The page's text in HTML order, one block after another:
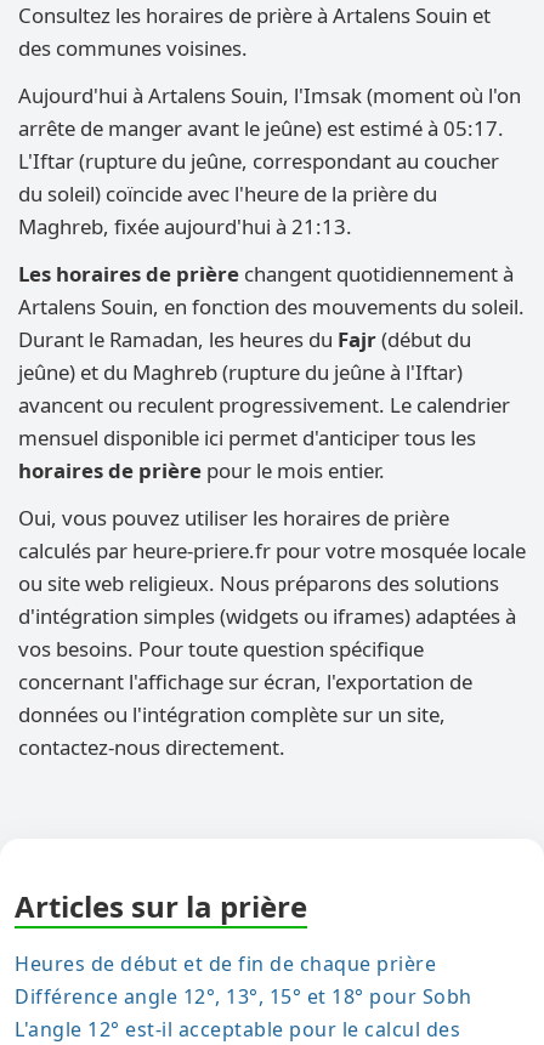
Consultez les horaires de prière à Artalens Souin et
des communes voisines.
Aujourd'hui à Artalens Souin, l'Imsak (moment où l'on
arrête de manger avant le jeûne) est estimé à 05:17.
L'Iftar (rupture du jeûne, correspondant au coucher
du soleil) coïncide avec l'heure de la prière du
Maghreb, fixée aujourd'hui à 21:13.
Les horaires de prière changent quotidiennement à
Artalens Souin, en fonction des mouvements du soleil.
Durant le Ramadan, les heures du Fajr(début du
jeûne) et du Maghreb (rupture du jeûne à l'Iftar)
avancent ou reculent progressivement. Le calendrier
mensuel disponible ici permet d'anticiper tous les
horaires de prière pour le mois entier.
Oui, vous pouvez utiliser les horaires de prière
calculés par heure-priere.fr pour votre mosquée locale
ou site web religieux. Nous préparons des solutions
d'intégration simples (widgets ou iframes) adaptées à
vos besoins. Pour toute question spécifique
concernant l'affichage sur écran, l'exportation de
données ou l'intégration complète sur un site,
contactez-nous directement.
Articles sur la prière
Heures de début et de fin de chaque prière
Différence angle 12°, 13°, 15° et 18° pour Sobh
L'angle 12° est-il acceptable pour le calcul des